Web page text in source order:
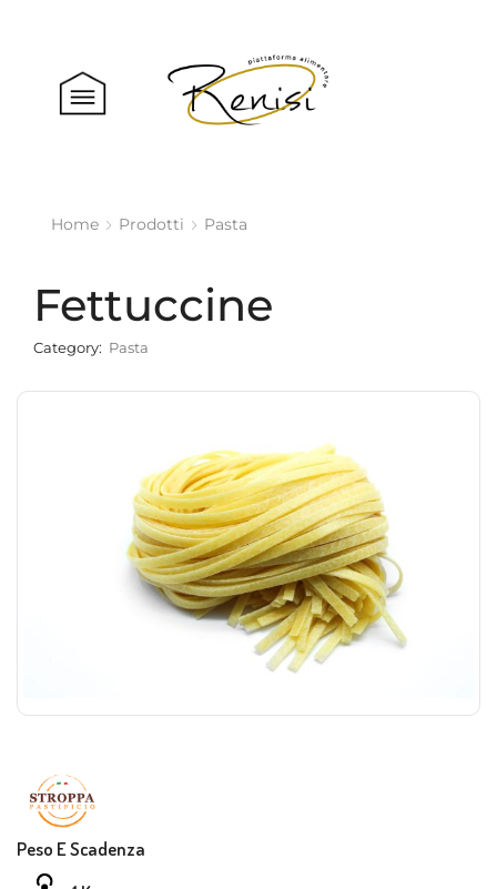
Home Prodotti Pasta
Fettuccine
Category: Pasta
Peso E Scadenza